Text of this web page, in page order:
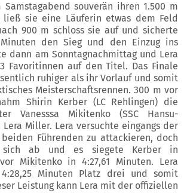
souverän ihren 1.500 m
ließ sie eine Läuferin etwas dem Feld
900 m schloss sie auf und sicherte
den Sieg und den Einzug ins
dann am Sonntagnachmittag und Lera
Favoritinnen auf den Titel. Das Finale
ruhiger als ihr Vorlauf und somit
Meisterschaftsrennen. 300 m vor
Shirin Kerber (LC Rehlingen) die
Vanesssa Mikitenko (SSC Hansu-
Lera Miller. Lera versuchte eingangs der
Führenden zu attackieren, doch
sich ab und es siegete Kerber in
Mikitenko in 4:27,61 Minuten. Lera
Minuten Platz drei und somit
Leistung kann Lera mit der offiziellen